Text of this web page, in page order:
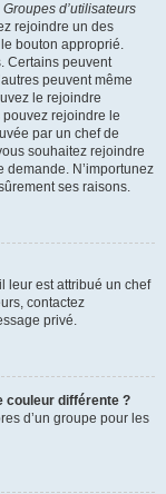
Groupes d’utilisateurs
rejoindre un des
bouton approprié.
Certains peuvent
peuvent même
le rejoindre
pouvez rejoindre le
par un chef de
souhaitez rejoindre
demande. N’importunez
ses raisons.
leur est attribué un chef
contactez
privé.
couleur différente ?
d’un groupe pour les